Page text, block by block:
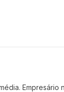
Empresário